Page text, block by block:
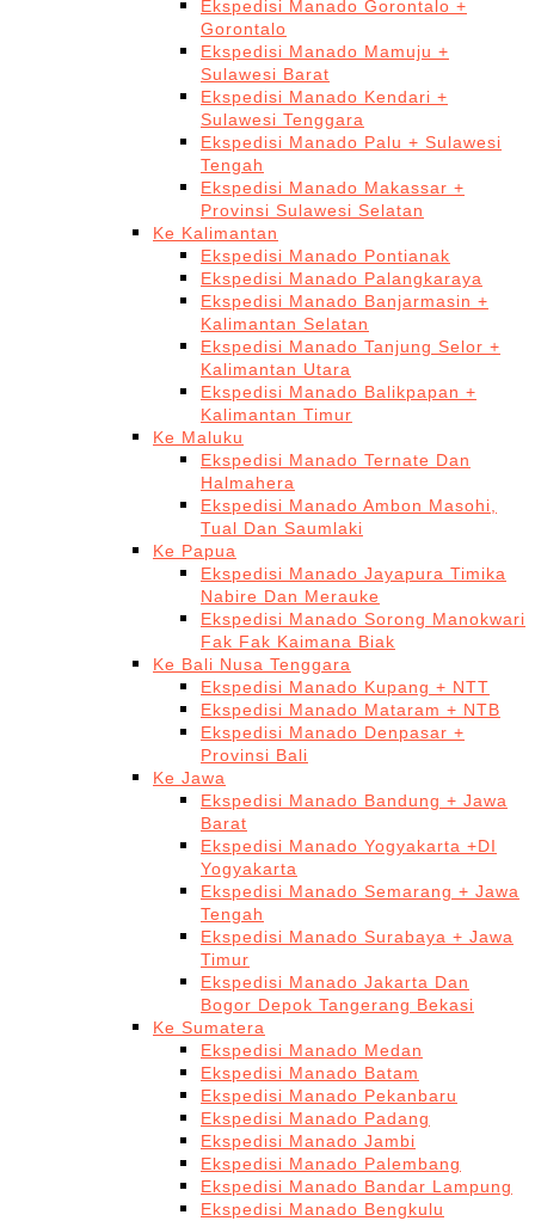
Ekspedisi Manado Gorontalo +
Gorontalo
Ekspedisi Manado Mamuju +
Sulawesi Barat
Ekspedisi Manado Kendari +
Sulawesi Tenggara
Ekspedisi Manado Palu + Sulawesi
Tengah
Ekspedisi Manado Makassar +
Provinsi Sulawesi Selatan
Ke Kalimantan
Ekspedisi Manado Pontianak
Ekspedisi Manado Palangkaraya
Ekspedisi Manado Banjarmasin +
Kalimantan Selatan
Ekspedisi Manado Tanjung Selor +
Kalimantan Utara
Ekspedisi Manado Balikpapan +
Kalimantan Timur
Ke Maluku
Ekspedisi Manado Ternate Dan
Halmahera
Ekspedisi Manado Ambon Masohi,
Tual Dan Saumlaki
Ke Papua
Ekspedisi Manado Jayapura Timika
Nabire Dan Merauke
Ekspedisi Manado Sorong Manokwari
Fak Fak Kaimana Biak
Ke Bali Nusa Tenggara
Ekspedisi Manado Kupang + NTT
Ekspedisi Manado Mataram + NTB
Ekspedisi Manado Denpasar +
Provinsi Bali
Ke Jawa
Ekspedisi Manado Bandung + Jawa
Barat
Ekspedisi Manado Yogyakarta +DI
Yogyakarta
Ekspedisi Manado Semarang + Jawa
Tengah
Ekspedisi Manado Surabaya + Jawa
Timur
Ekspedisi Manado Jakarta Dan
Bogor Depok Tangerang Bekasi
Ke Sumatera
Ekspedisi Manado Medan
Ekspedisi Manado Batam
Ekspedisi Manado Pekanbaru
Ekspedisi Manado Padang
Ekspedisi Manado Jambi
Ekspedisi Manado Palembang
Ekspedisi Manado Bandar Lampung
Ekspedisi Manado Bengkulu